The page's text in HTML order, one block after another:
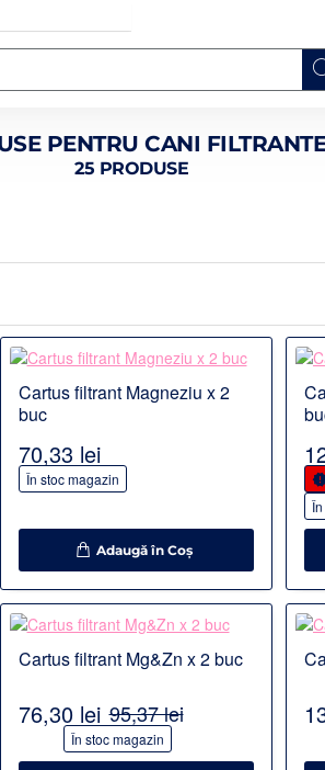
PENTRU CANI
25 PRODUSE
Detalii
PRODUS POPULAR
Cartus filtrant Magneziu x 2
buc
În stoc magazin
70,33 lei
Adaugă în Coş
Detalii
Cartus filtrant Mg&Zn x 2 buc
În stoc magazin
76,30 lei 95,37 lei